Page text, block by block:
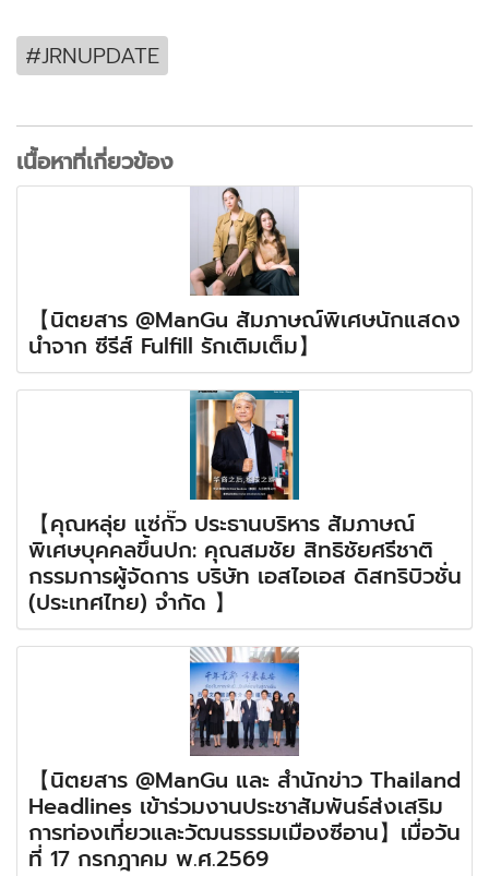
#JRNUPDATE
เนื้อหาที่เกี่ยวข้อง
【นิตยสาร @ManGu สัมภาษณ์พิเศษนักแสดง
นำจาก ซีรีส์ Fulfill รักเติมเต็ม】
【คุณหลุ่ย แซ่กั๊ว ประธานบริหาร สัมภาษณ์
พิเศษบุคคลขึ้นปก: คุณสมชัย สิทธิชัยศรีชาติ
กรรมการผู้จัดการ บริษัท เอสไอเอส ดิสทริบิวชั่น
(ประเทศไทย) จำกัด 】
【นิตยสาร @ManGu และ สำนักข่าว Thailand
Headlines เข้าร่วมงานประชาสัมพันธ์ส่งเสริม
การท่องเที่ยวและวัฒนธรรมเมืองซีอาน】เมื่อวัน
ที่ 17 กรกฎาคม พ.ศ.2569